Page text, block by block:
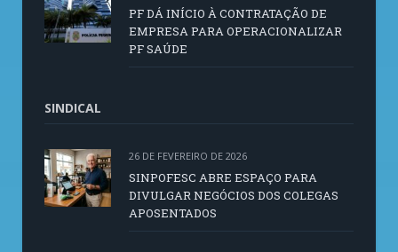
PF DÁ INÍCIO À CONTRATAÇÃO DE
EMPRESA PARA OPERACIONALIZAR
PF SAÚDE
SINDICAL
26 DE FEVEREIRO DE 2026
SINPOFESC ABRE ESPAÇO PARA
DIVULGAR NEGÓCIOS DOS COLEGAS
APOSENTADOS